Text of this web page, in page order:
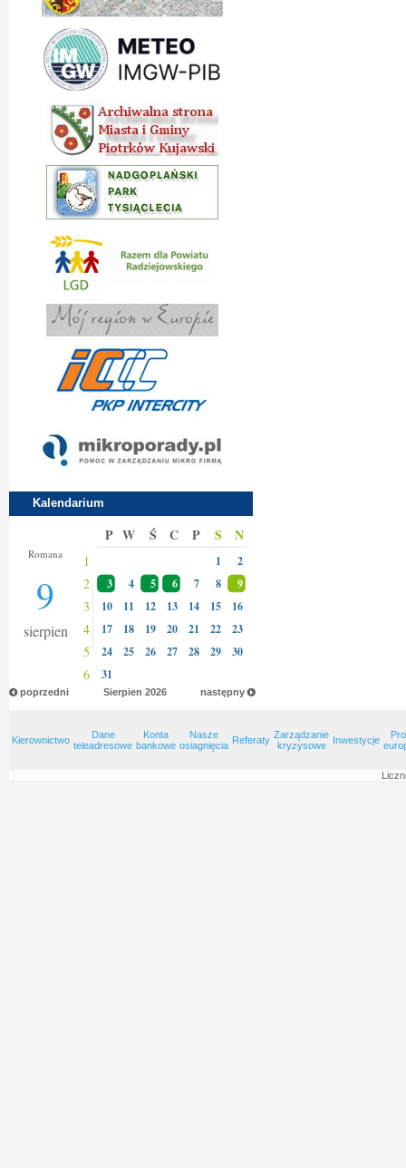
Kalendarium
Romana
9
sierpien
P W Ś C P S N
1 1 2
2 3 4 5 6 7 8 9
3 10 11 12 13 14 15 16
4 17 18 19 20 21 22 23
5 24 25 26 27 28 29 30
6 31
poprzedni następny
Sierpien 2026
Kierownictwo
Dane
teleadresowe
Konta
bankowe
Nasze
osiagnięcia Referaty Zarządzanie
kryzysowe
Inwestycje